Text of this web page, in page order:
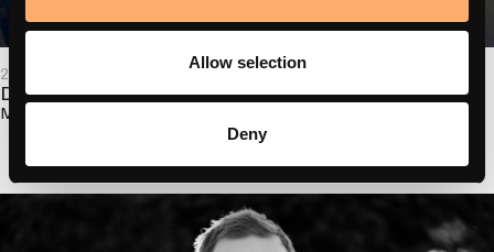
Allow selection
Deny
2026 - 24.02 - Verhalen van partners
De machine die de machine maakt
Meer lezen